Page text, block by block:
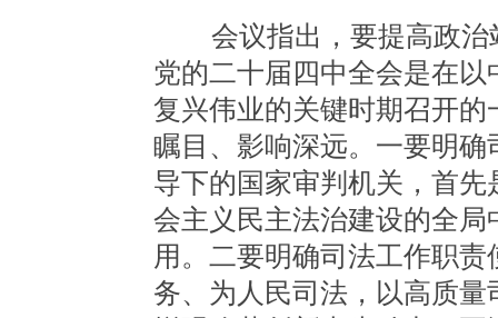
会议指出，要提高政治
党的二十届四中全会是在
复兴伟业的关键时期召开
瞩目、影响深远。一要明
导下的国家审判机关，首
会主义民主法治建设的全
用。二要明确司法工作职
务、为人民司法，以高质